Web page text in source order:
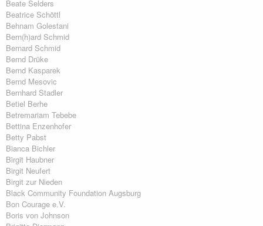
Beate Selders
Beatrice Schöttl
Behnam Golestani
Bern(h)ard Schmid
Bernard Schmid
Bernd Drüke
Bernd Kasparek
Bernd Mesovic
Bernhard Stadler
Betiel Berhe
Betremariam Tebebe
Bettina Enzenhofer
Betty Pabst
Bianca Bichler
Birgit Haubner
Birgit Neufert
Birgit zur Nieden
Black Community Foundation Augsburg
Bon Courage e.V.
Boris von Johnson